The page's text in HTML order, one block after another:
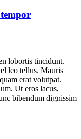
lobortis tincidunt.
leo tellus. Mauris
erat volutpat.
Ut eros lacus,
bibendum dignissim